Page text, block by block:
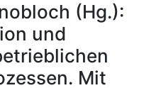
(Hg.):
und
Mit